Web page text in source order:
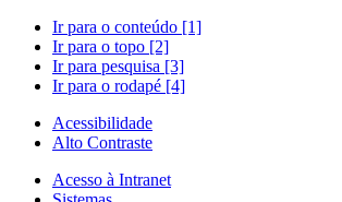
Ir para o conteúdo [1]
Ir para o topo [2]
Ir para pesquisa [3]
Ir para o rodapé [4]
Acessibilidade
Alto Contraste
Acesso à Intranet